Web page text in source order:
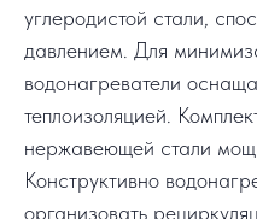
углеродистой стали,
давлением. Для
водонагреватели
теплоизоляцией.
нержавеющей стали
Конструктивно
организовать